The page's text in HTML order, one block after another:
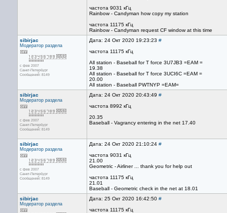
частота 9031 кГц
Rainbow - Candyman how copy my station
частота 11175 кГц
Rainbow - Candyman request CF window at this time
sibirjac
Модератор раздела
с фев 2007
Санкт-Петербург
Сообщений: 8149
Дата: 24 Окт 2020 19:23:23 #
частота 11175 кГц
All station - Baseball for T force 3U7JB3 =EAM =
19.38
All station - Baseball for T force 3UCI6C =EAM =
20.00
All station - Baseball PWTNYP =EAM=
sibirjac
Модератор раздела
с фев 2007
Санкт-Петербург
Сообщений: 8149
Дата: 24 Окт 2020 20:43:49 #
частота 8992 кГц
20.35
Baseball - Vagrancy entering in the net 17.40
sibirjac
Модератор раздела
с фев 2007
Санкт-Петербург
Сообщений: 8149
Дата: 24 Окт 2020 21:10:24 #
частота 9031 кГц
21.00
Geometric - Airliner ... thank you for help out
частота 11175 кГц
21.01
Baseball - Geometric check in the net at 18.01
sibirjac
Модератор раздела
Дата: 25 Окт 2020 16:42:50 #
частота 11175 кГц